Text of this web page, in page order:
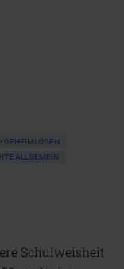
GEHEIMLOGEN
ALLGEMEIN
Schulweisheit